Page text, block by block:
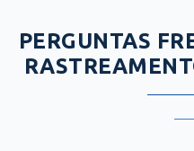
PERGUNTAS